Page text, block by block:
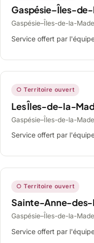
Gaspésie–Îles-
Gaspésie–Îles-de-la-
Service offert par
○ Territoire ouvert
Les Îles-de-la-
Gaspésie–Îles-de-la-
Service offert par
○ Territoire ouvert
Sainte-Anne-des-
Gaspésie–Îles-de-la-
Service offert par